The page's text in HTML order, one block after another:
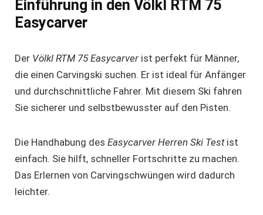
Einführung in den Völkl RTM 75
Easycarver
Der Völkl RTM 75 Easycarver ist perfekt für Männer,
die einen Carvingski suchen. Er ist ideal für Anfänger
und durchschnittliche Fahrer. Mit diesem Ski fahren
Sie sicherer und selbstbewusster auf den Pisten.
Die Handhabung des Easycarver Herren Ski Testist
einfach. Sie hilft, schneller Fortschritte zu machen.
Das Erlernen von Carvingschwüngen wird dadurch
leichter.